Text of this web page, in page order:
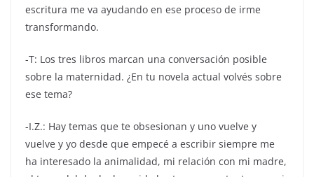
escritura me va ayudando en ese proceso de irme
transformando.
-T: Los tres libros marcan una conversación posible
sobre la maternidad. ¿En tu novela actual volvés sobre
ese tema?
-I.Z.: Hay temas que te obsesionan y uno vuelve y
vuelve y yo desde que empecé a escribir siempre me
ha interesado la animalidad, mi relación con mi madre,